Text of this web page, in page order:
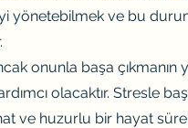
yönetebilmek ve bu
onunla başa
olacaktır. Stresle
ve huzurlu bir hayat